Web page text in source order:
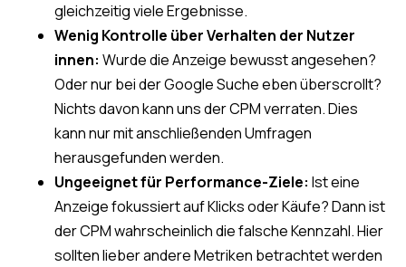
gleichzeitig viele Ergebnisse.
Wenig Kontrolle über Verhalten der Nutzer
innen: Wurde die Anzeige bewusst angesehen?
Oder nur bei der Google Suche eben überscrollt?
Nichts davon kann uns der CPM verraten. Dies
kann nur mit anschließenden Umfragen
herausgefunden werden.
Ungeeignet für Performance-Ziele: Ist eine
Anzeige fokussiert auf Klicks oder Käufe? Dann ist
der CPM wahrscheinlich die falsche Kennzahl. Hier
sollten lieber andere Metriken betrachtet werden